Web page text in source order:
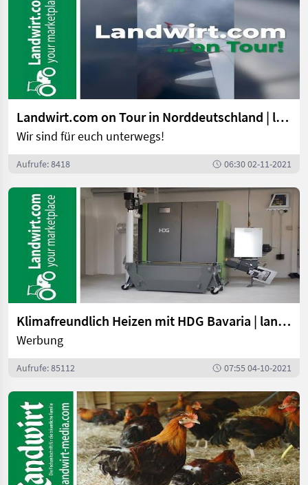
Landwirt.com on Tour in Norddeutschland | landwirt.com
Wir sind für euch unterwegs!
Aufrufe: 8418 06:30 02-11-2021
Klimafreundlich Heizen mit HDG Bavaria | landwirt.com
Werbung
Aufrufe: 85112 07:55 04-10-2021